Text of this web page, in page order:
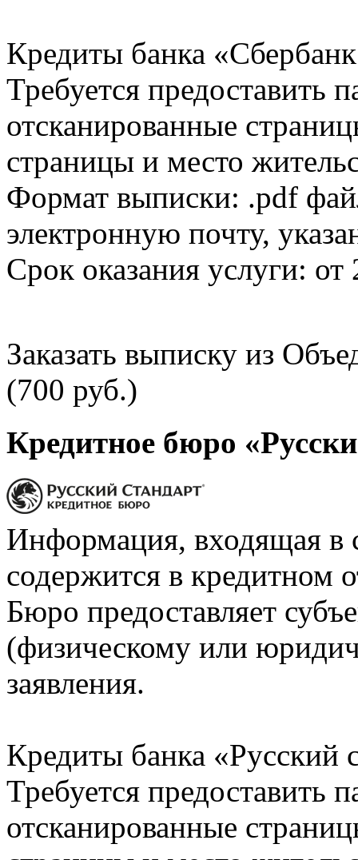
Кредиты банка
Требуется предоставить
отсканированные
страницы и место
Формат выписки: .pdf
электронную почту,
Срок оказания услуги: от
Заказать выписку из
(700 руб.)
Кредитное бюро
Информация, входящая в
содержится в кредитном
Бюро предоставляет
(физическому или
заявления.
Кредиты банка «Русский
Требуется предоставить
отсканированные